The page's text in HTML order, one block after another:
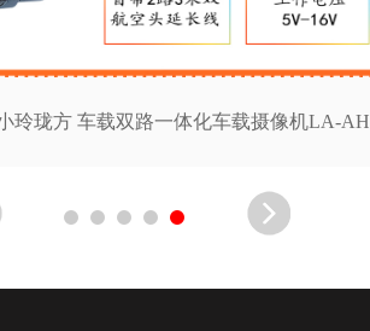
玲珑方 车载双路一体化车载摄像机LA-AH